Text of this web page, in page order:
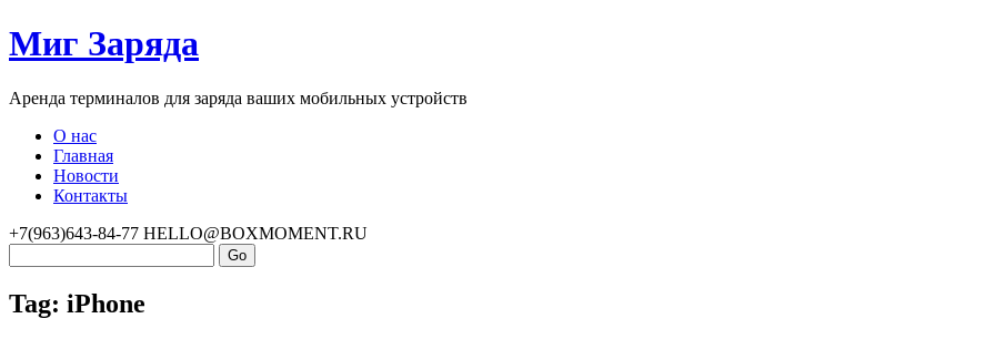
Миг Заряда
Аренда терминалов для заряда ваших мобильных устройств
О нас
Главная
Новости
Контакты
+7(963)643-84-77 HELLO@BOXMOMENT.RU
Tag: iPhone